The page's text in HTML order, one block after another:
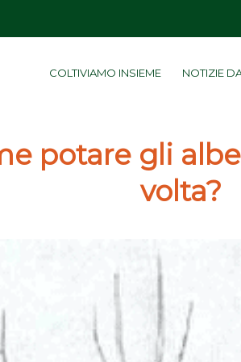
COLTIVIAMO INSIEME NOTIZIE
potare gli
volta?